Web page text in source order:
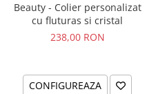
Beauty - Colier personalizat
cu fluturas si cristal
238,00 RON
CONFIGUREAZA